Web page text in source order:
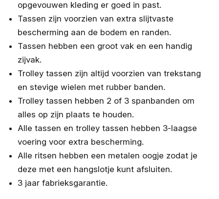
opgevouwen kleding er goed in past.
Tassen zijn voorzien van extra slijtvaste
bescherming aan de bodem en randen.
Tassen hebben een groot vak en een handig
zijvak.
Trolley tassen zijn altijd voorzien van trekstang
en stevige wielen met rubber banden.
Trolley tassen hebben 2 of 3 spanbanden om
alles op zijn plaats te houden.
Alle tassen en trolley tassen hebben 3-laagse
voering voor extra bescherming.
Alle ritsen hebben een metalen oogje zodat je
deze met een hangslotje kunt afsluiten.
3 jaar fabrieksgarantie.